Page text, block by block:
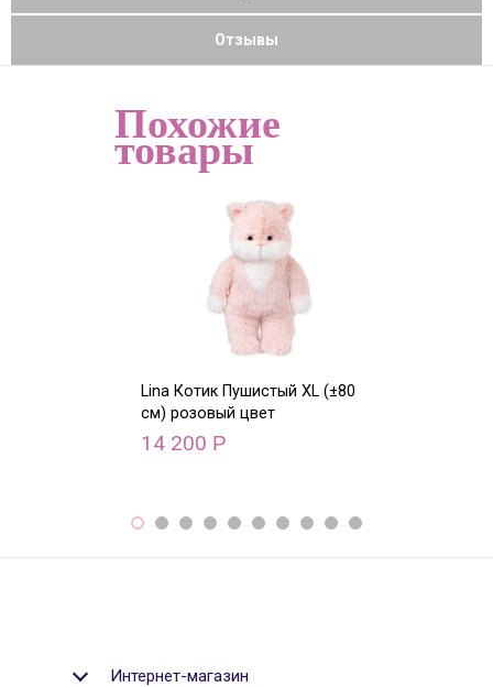
Отзывы
Похожие
товары
Lina Котик Пушистый XL (±80
см) розовый цвет
14 200 Р
Интернет-магазин